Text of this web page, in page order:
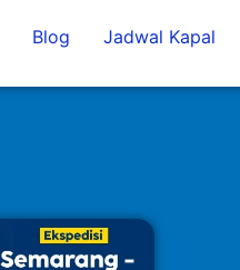
Blog Jadwal Kapal